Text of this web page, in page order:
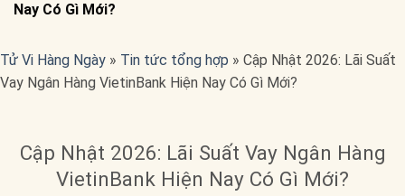
Nay Có Gì Mới?
Tử Vi Hàng Ngày » Tin tức tổng hợp » Cập Nhật 2026: Lãi Suất
Vay Ngân Hàng VietinBank Hiện Nay Có Gì Mới?
Cập Nhật 2026: Lãi Suất Vay Ngân Hàng
VietinBank Hiện Nay Có Gì Mới?